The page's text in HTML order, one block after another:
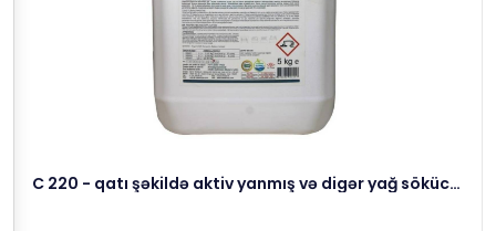
C 220 - qatı şəkildə aktiv yanmış və digər yağ sökücü,